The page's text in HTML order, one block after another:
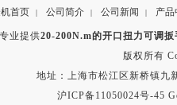
首页 | 公司简介 | 公司新闻 | 产品
业提供20-200N.m的开口扭力可调扳
版权所有
地址：上海市松江区新桥镇九
沪ICP备11050024号-45